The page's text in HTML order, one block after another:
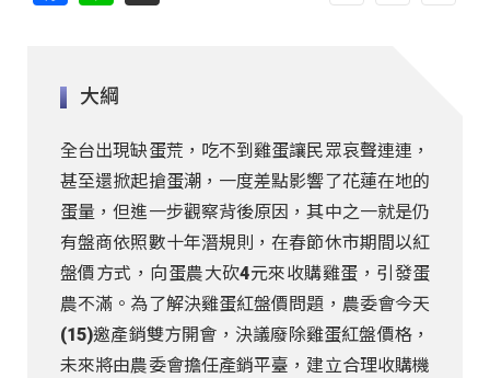
大綱
全台出現缺蛋荒，吃不到雞蛋讓民眾哀聲連連，
甚至還掀起搶蛋潮，一度差點影響了花蓮在地的
蛋量，但進一步觀察背後原因，其中之一就是仍
有盤商依照數十年潛規則，在春節休市期間以紅
盤價方式，向蛋農大砍4元來收購雞蛋，引發蛋
農不滿。為了解決雞蛋紅盤價問題，農委會今天
(15)邀產銷雙方開會，決議廢除雞蛋紅盤價格，
未來將由農委會擔任產銷平臺，建立合理收購機